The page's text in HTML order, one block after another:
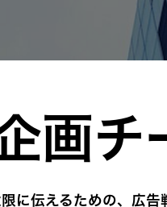
画チ
に伝えるための、広